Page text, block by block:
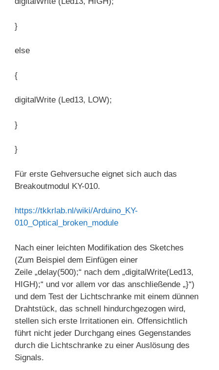
}
else
{
digitalWrite (Led13, LOW);
}
}
Für erste Gehversuche eignet sich auch das
Breakoutmodul KY-010.
https://tkkrlab.nl/wiki/Arduino_KY-
010_Optical_broken_module
Nach einer leichten Modifikation des Sketches
(Zum Beispiel dem Einfügen einer
Zeile „delay(500);“ nach dem „digitalWrite(Led13,
HIGH);“ und vor allem vor das anschließende „}“)
und dem Test der Lichtschranke mit einem dünnen
Drahtstück, das schnell hindurchgezogen wird,
stellen sich erste Irritationen ein. Offensichtlich
führt nicht jeder Durchgang eines Gegenstandes
durch die Lichtschranke zu einer Auslösung des
Signals.